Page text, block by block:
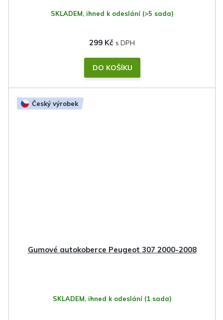
SKLADEM, ihned k odeslání (>5 sada)
299 Kč
DO KOŠÍKU
Český výrobek
Gumové autokoberce Peugeot 307 2000-2008
SKLADEM, ihned k odeslání (1 sada)